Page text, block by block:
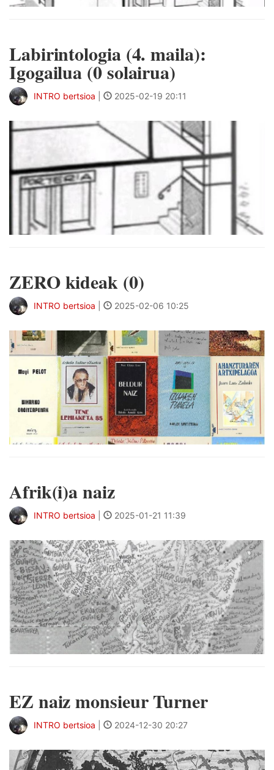
Labirintologia (4. maila):
Igogailua (0 solairua)
INTRO bertsioa 2025-02-19 20:11
ZERO kideak (0)
INTRO bertsioa 2025-02-06 10:25
Afrik(i)a naiz
INTRO bertsioa 2025-01-21 11:39
EZ naiz monsieur Turner
INTRO bertsioa 2024-12-30 20:27